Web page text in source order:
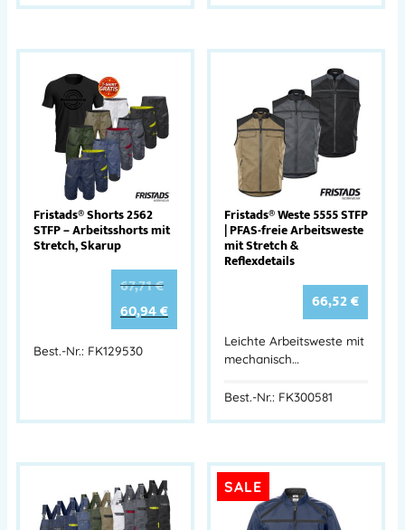
Fristads® Shorts 2562
STFP – Arbeitsshorts mit
Stretch, Skarup
67,71€
60,94€
Best.-Nr.: FK129530
Fristads® Weste 5555 STFP
| PFAS-freie Arbeitsweste
mit Stretch &
Reflexdetails
66,52€
Leichte Arbeitsweste mit
mechanisch…
Best.-Nr.: FK300581
SALE